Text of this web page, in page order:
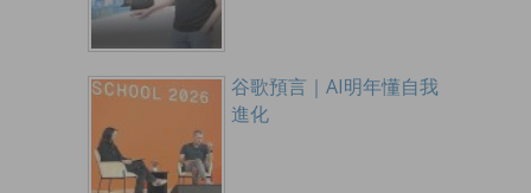
谷歌預言｜AI明年懂自我
進化